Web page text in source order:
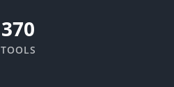
370
TOOLS